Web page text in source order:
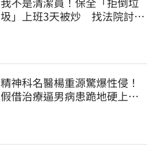
圾」上班3天被炒 找法院討公
精神科名醫楊重源驚爆性侵！
假借治療逼男病患跪地硬上…